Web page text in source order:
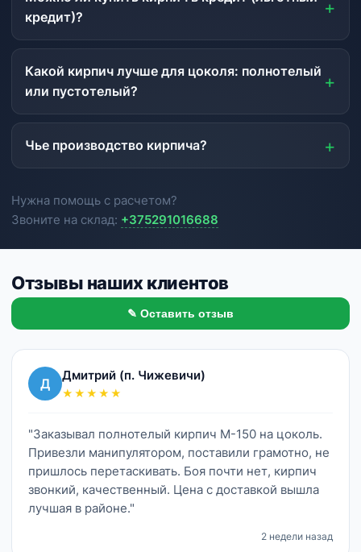
кредит)?
Какой кирпич лучше для цоколя: полнотелый
или пустотелый?
Чье производство кирпича?
Нужна помощь с расчетом?
Звоните на склад: +375291016688
Отзывы наших клиентов
✎ Оставить отзыв
Д Дмитрий (п. Чижевичи)
★★★★★
"Заказывал полнотелый кирпич М-150 на цоколь.
Привезли манипулятором, поставили грамотно, не
пришлось перетаскивать. Боя почти нет, кирпич
звонкий, качественный. Цена с доставкой вышла
лучшая в районе."
2 недели назад